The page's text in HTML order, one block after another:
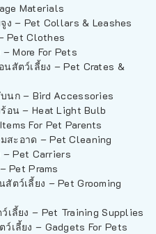
Materials
ง – Pet Collars & Leashes
Pet Clothes
More For Pets
สัตว์เลี้ยง – Pet Crates &
นก – Bird Accessories
อน – Heat Light Bulb
For Pet Parents
ะอาด – Pet Cleaning
– Pet Carriers
Pet Prams
ตว์เลี้ยง – Pet Grooming
เลี้ยง – Pet Training Supplies
ว์เลี้ยง – Gadgets For Pets